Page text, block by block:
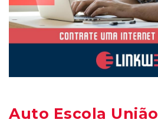
Auto Escola União